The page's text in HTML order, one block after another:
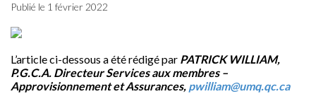
Publié le 1 février 2022
L’article ci-dessous a été rédigé par PATRICK WILLIAM,
P.G.C.A. Directeur Services aux membres –
Approvisionnement et Assurances, pwilliam@umq.qc.ca